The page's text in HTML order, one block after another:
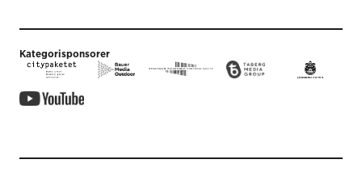
Kategorisponsorer